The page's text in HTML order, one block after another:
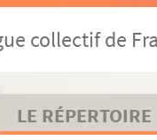
collectif de
LE RÉPERTOIRE